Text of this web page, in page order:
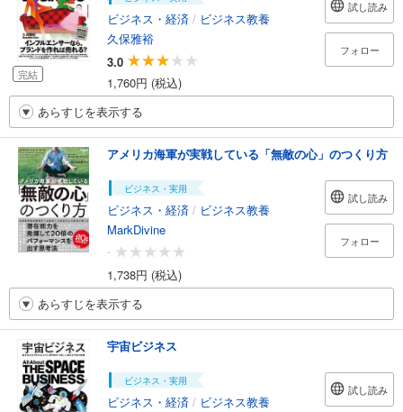
完結
ビジネス・経済 / ビジネス教養
久保雅裕
3.0
1,760円 (税込)
試し読み
フォロー
あらすじを表示する
アメリカ海軍が実戦している「無敵の心」のつくり方
ビジネス・実用
ビジネス・経済 / ビジネス教養
MarkDivine
-
1,738円 (税込)
試し読み
フォロー
あらすじを表示する
宇宙ビジネス
ビジネス・実用
ビジネス・経済 / ビジネス教養
試し読み